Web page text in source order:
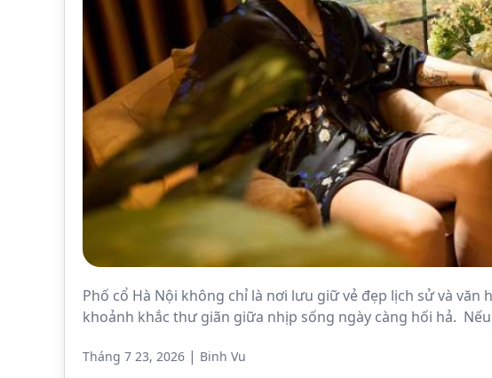
Phố cổ Hà Nội không chỉ là nơi lưu giữ vẻ đẹp lịch sử và
khoảnh khắc thư giãn giữa nhịp sống ngày càng hối hả.
Tháng 7 23, 2026 | Binh Vu